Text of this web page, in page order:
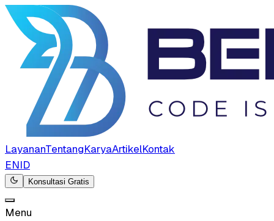
LayananTentangKaryaArtikelKontak
ENID
Konsultasi Gratis
Menu